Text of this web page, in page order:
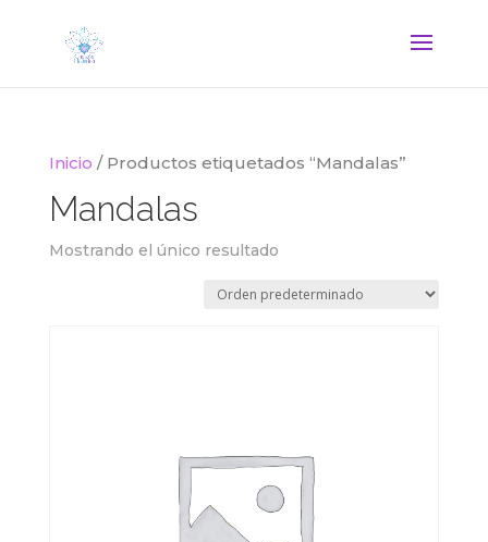
Inicio / Productos etiquetados “Mandalas”
Mandalas
Mostrando el único resultado